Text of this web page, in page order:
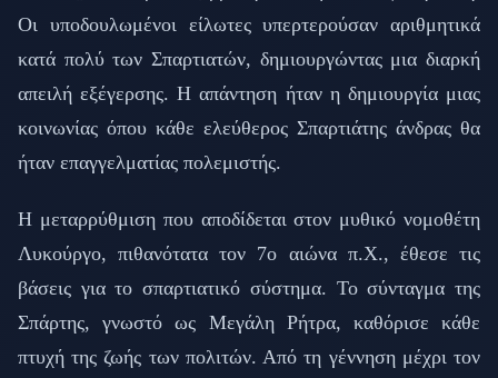
Οι υποδουλωμένοι είλωτες υπερτερούσαν αριθμητικά
κατά πολύ των Σπαρτιατών, δημιουργώντας μια διαρκή
απειλή εξέγερσης. Η απάντηση ήταν η δημιουργία μιας
κοινωνίας όπου κάθε ελεύθερος Σπαρτιάτης άνδρας θα
ήταν επαγγελματίας πολεμιστής.
Η μεταρρύθμιση που αποδίδεται στον μυθικό νομοθέτη
Λυκούργο, πιθανότατα τον 7ο αιώνα π.Χ., έθεσε τις
βάσεις για το σπαρτιατικό σύστημα. Το σύνταγμα της
Σπάρτης, γνωστό ως Μεγάλη Ρήτρα, καθόρισε κάθε
πτυχή της ζωής των πολιτών. Από τη γέννηση μέχρι τον